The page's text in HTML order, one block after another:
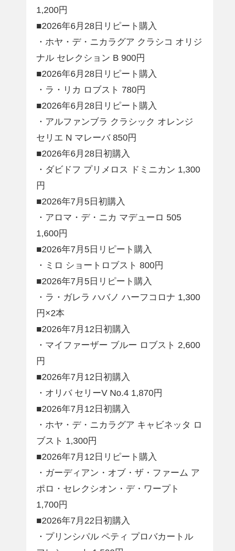
1,200円
■2026年6月28日リピート購入
・ホヤ・デ・ニカラグア クラシコ オリジ
ナル セレクション B 900円
■2026年6月28日リピート購入
・ラ・リカ ロブスト 780円
■2026年6月28日リピート購入
・アルファンブラ クラシック オレンジ
セリエ N マレーバ 850円
■2026年6月28日初購入
・ダビドフ プリメロス ドミニカン 1,300
円
■2026年7月5日初購入
・アロマ・デ・ニカ マデューロ 505
1,600円
■2026年7月5日リピート購入
・ミロ ショートロブスト 800円
■2026年7月5日リピート購入
・ラ・ガレラ ハバノ ハーフコロナ 1,300
円×2本
■2026年7月12日初購入
・マイファーザー ブルー ロブスト 2,600
円
■2026年7月12日初購入
・オリバ セリーV No.4 1,870円
■2026年7月12日初購入
・ホヤ・デ・ニカラグア キャビネッタ ロ
ブスト 1,300円
■2026年7月12日リピート購入
・ガーディアン・オブ・ザ・ファーム ア
ポロ・セレクシオン・デ・ワープト
1,700円
■2026年7月22日初購入
・プリンシパル ペティ プロバカートル